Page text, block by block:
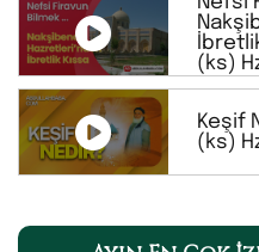
(ks)
Keşif
(ks)